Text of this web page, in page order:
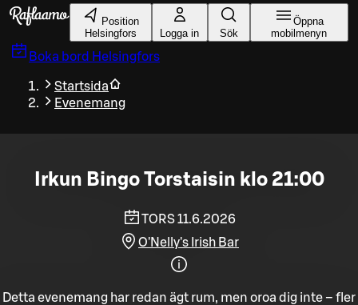
Gå till huvudinnehållet
Position
Helsingfors
Logga in Sök
Öppna
mobilmenyn
Boka bord Helsingfors
Startsida
Evenemang
Irkun Bingo Torstaisin klo 21:00
TORS 11.6.2026
O'Nelly's Irish Bar
Detta evenemang har redan ägt rum, men oroa dig inte – fler